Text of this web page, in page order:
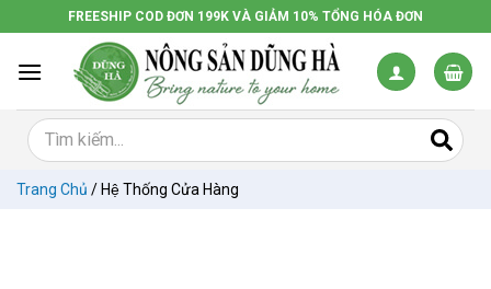
đến
dung
FREESHIP COD ĐƠN 199K VÀ GIẢM 10% TỔNG HÓA ĐƠN
Trang Chủ / Hệ Thống Cửa Hàng